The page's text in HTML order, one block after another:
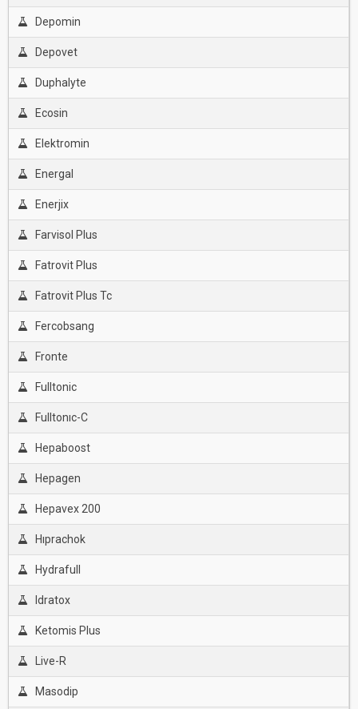
Depomin
Depovet
Duphalyte
Ecosin
Elektromin
Energal
Enerjix
Farvisol Plus
Fatrovit Plus
Fatrovit Plus Tc
Fercobsang
Fronte
Fulltonic
Fulltonıc-C
Hepaboost
Hepagen
Hepavex 200
Hıprachok
Hydrafull
Idratox
Ketomis Plus
Live-R
Masodip